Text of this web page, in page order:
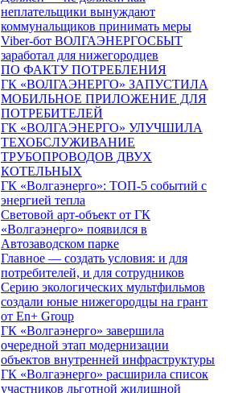
неплательщики вынуждают
коммунальщиков принимать меры
Viber-бот ВОЛГАЭНЕРГОСБЫТ
заработал для нижегородцев
ПО ФАКТУ ПОТРЕБЛЕНИЯ
ГК «ВОЛГАЭНЕРГО» ЗАПУСТИЛА
МОБИЛЬНОЕ ПРИЛОЖЕНИЕ ДЛЯ
ПОТРЕБИТЕЛЕЙ
ГК «ВОЛГАЭНЕРГО» УЛУЧШИЛА
ТЕХОБСЛУЖИВАНИЕ
ТРУБОПРОВОДОВ ДВУХ
КОТЕЛЬНЫХ
ГК «Волгаэнерго»: ТОП-5 событий с
энергией тепла
Световой арт-объект от ГК
«Волгаэнерго» появился в
Автозаводском парке
Главное — создать условия: и для
потребителей, и для сотрудников
Серию экологических мультфильмов
создали юные нижегородцы на грант
от En+ Group
ГК «Волгаэнерго» завершила
очередной этап модернизации
объектов внутренней инфраструктуры
ГК «Волгаэнерго» расширила список
участников льготной жилищной